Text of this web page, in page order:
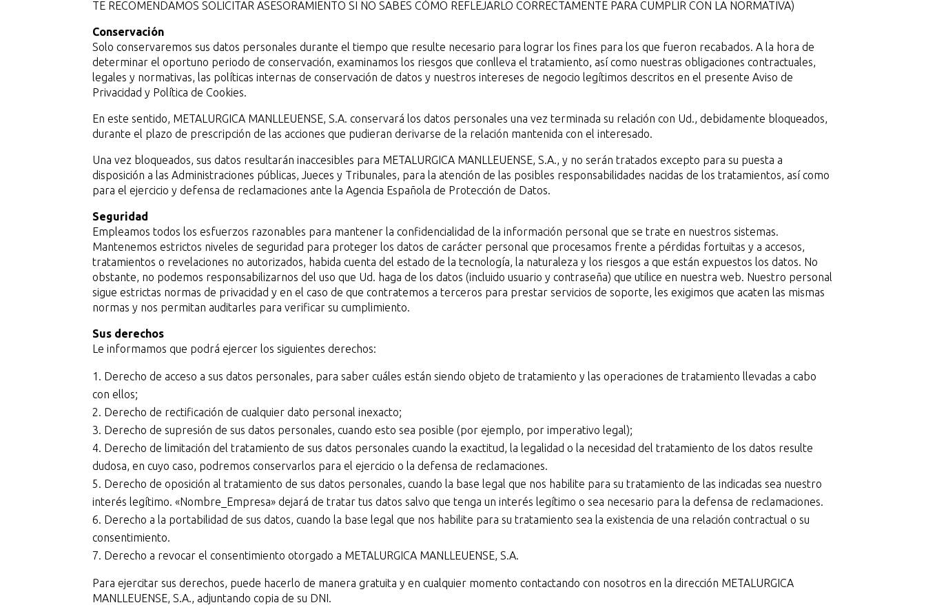
TE RECOMENDAMOS SOLICITAR ASESORAMIENTO SI NO SABES CÓMO REFLEJARLO CORRECTAMENTE PARA CUMPLIR CON LA NORMATIVA)
Conservación
Solo conservaremos sus datos personales durante el tiempo que resulte necesario para lograr los fines para los que fueron recabados. A la hora de
determinar el oportuno periodo de conservación, examinamos los riesgos que conlleva el tratamiento, así como nuestras obligaciones contractuales,
legales y normativas, las políticas internas de conservación de datos y nuestros intereses de negocio legítimos descritos en el presente Aviso de
Privacidad y Política de Cookies.
En este sentido, METALURGICA MANLLEUENSE, S.A. conservará los datos personales una vez terminada su relación con Ud., debidamente bloqueados,
durante el plazo de prescripción de las acciones que pudieran derivarse de la relación mantenida con el interesado.
Una vez bloqueados, sus datos resultarán inaccesibles para METALURGICA MANLLEUENSE, S.A., y no serán tratados excepto para su puesta a
disposición a las Administraciones públicas, Jueces y Tribunales, para la atención de las posibles responsabilidades nacidas de los tratamientos, así como
para el ejercicio y defensa de reclamaciones ante la Agencia Española de Protección de Datos.
Seguridad
Empleamos todos los esfuerzos razonables para mantener la confidencialidad de la información personal que se trate en nuestros sistemas.
Mantenemos estrictos niveles de seguridad para proteger los datos de carácter personal que procesamos frente a pérdidas fortuitas y a accesos,
tratamientos o revelaciones no autorizados, habida cuenta del estado de la tecnología, la naturaleza y los riesgos a que están expuestos los datos. No
obstante, no podemos responsabilizarnos del uso que Ud. haga de los datos (incluido usuario y contraseña) que utilice en nuestra web. Nuestro personal
sigue estrictas normas de privacidad y en el caso de que contratemos a terceros para prestar servicios de soporte, les exigimos que acaten las mismas
normas y nos permitan auditarles para verificar su cumplimiento.
Sus derechos
Le informamos que podrá ejercer los siguientes derechos:
Derecho de acceso a sus datos personales, para saber cuáles están siendo objeto de tratamiento y las operaciones de tratamiento llevadas a cabo
con ellos;
Derecho de rectificación de cualquier dato personal inexacto;
Derecho de supresión de sus datos personales, cuando esto sea posible (por ejemplo, por imperativo legal);
Derecho de limitación del tratamiento de sus datos personales cuando la exactitud, la legalidad o la necesidad del tratamiento de los datos resulte
dudosa, en cuyo caso, podremos conservarlos para el ejercicio o la defensa de reclamaciones.
Derecho de oposición al tratamiento de sus datos personales, cuando la base legal que nos habilite para su tratamiento de las indicadas sea nuestro
interés legítimo. «Nombre_Empresa» dejará de tratar tus datos salvo que tenga un interés legítimo o sea necesario para la defensa de reclamaciones.
Derecho a la portabilidad de sus datos, cuando la base legal que nos habilite para su tratamiento sea la existencia de una relación contractual o su
consentimiento.
Derecho a revocar el consentimiento otorgado a METALURGICA MANLLEUENSE, S.A.
Para ejercitar sus derechos, puede hacerlo de manera gratuita y en cualquier momento contactando con nosotros en la dirección METALURGICA
MANLLEUENSE, S.A., adjuntando copia de su DNI.